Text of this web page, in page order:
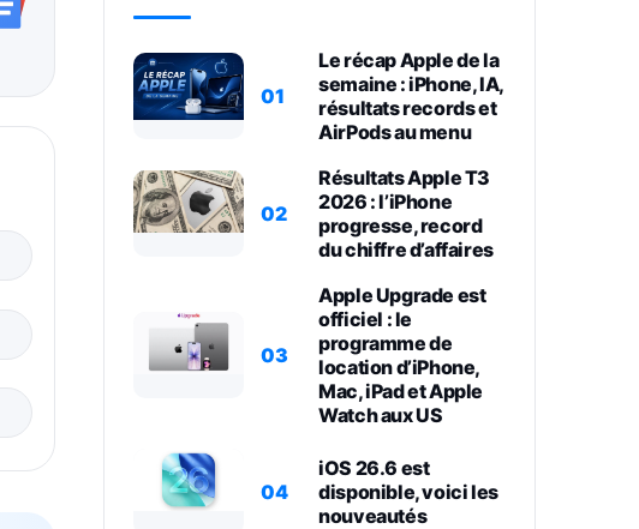
01
Le récap Apple de la
semaine : iPhone, IA,
résultats records et
AirPods au menu
02
Résultats Apple T3
2026 : l’iPhone
progresse, record
du chiffre d’affaires
03
Apple Upgrade est
officiel : le
programme de
location d’iPhone,
Mac, iPad et Apple
Watch aux US
04
iOS 26.6 est
disponible, voici les
nouveautés